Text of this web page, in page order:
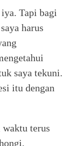
Tapi bagi
harus
saya tekuni.
itu dengan
waktu terus